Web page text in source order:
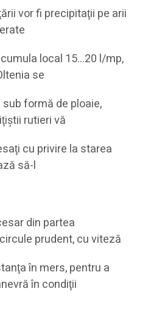
vor fi precipitaţii pe arii
local 15…20 l/mp,
se
formă de ploaie,
rutieri vă
cu privire la starea
să-l
din partea
prudent, cu viteză
în mers, pentru a
în condiţii